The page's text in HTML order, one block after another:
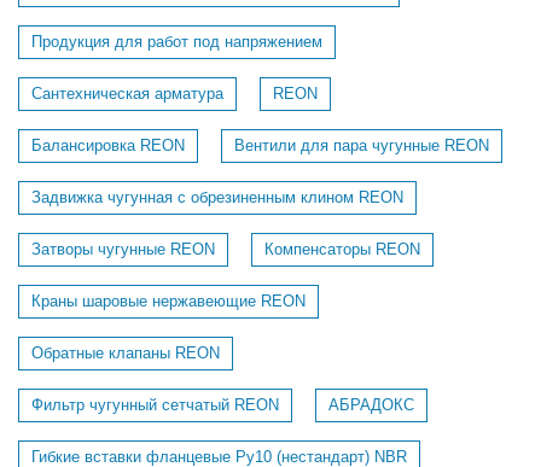
Продукция для работ под напряжением
Сантехническая арматура REON
Балансировка REON Вентили для пара чугунные REON
Задвижка чугунная с обрезиненным клином REON
Затворы чугунные REON Компенсаторы REON
Краны шаровые нержавеющие REON
Обратные клапаны REON
Фильтр чугунный сетчатый REON АБРАДОКС
Гибкие вставки фланцевые Ру10 (нестандарт) NBR